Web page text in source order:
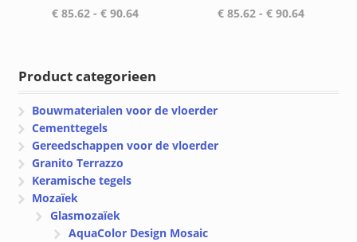
€85.62 - €90.64Prijsklasse:
€ 85.62 - € 90.64
Product categorieen
Bouwmaterialen voor de vloerder
Cementtegels
Gereedschappen voor de vloerder
Granito Terrazzo
Keramische tegels
Mozaïek
Glasmozaïek
AquaColor Design Mosaic